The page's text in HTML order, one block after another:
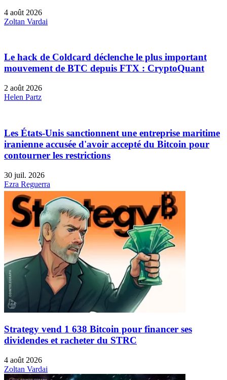
4 août 2026
Zoltan Vardai
Le hack de Coldcard déclenche le plus important
mouvement de BTC depuis FTX : CryptoQuant
2 août 2026
Helen Partz
Les États-Unis sanctionnent une entreprise maritime
iranienne accusée d'avoir accepté du Bitcoin pour
contourner les restrictions
30 juil. 2026
Ezra Reguerra
Strategy vend 1 638 Bitcoin pour financer ses
dividendes et racheter du STRC
4 août 2026
Zoltan Vardai